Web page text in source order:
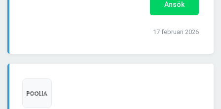
Ansök
17 februari 2026